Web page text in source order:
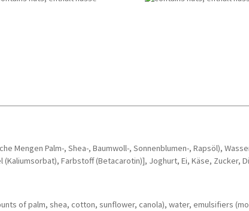
Mengen Palm-, Shea-, Baumwoll-, Sonnenblumen-, Rapsöl),
Farbstoff (Betacarotin)], Joghurt, Ei, Käse, Zucker,
of palm, shea, cotton, sunflower, canola), water, emulsifiers